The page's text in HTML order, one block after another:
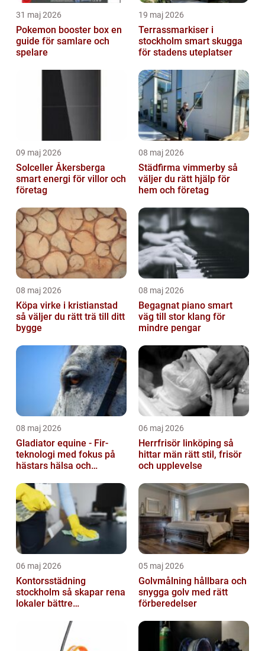
31 maj 2026
Pokemon booster box en
guide för samlare och
spelare
19 maj 2026
Terrassmarkiser i
stockholm smart skugga
för stadens uteplatser
09 maj 2026
Solceller Åkersberga
smart energi för villor och
företag
08 maj 2026
Städfirma vimmerby så
väljer du rätt hjälp för
hem och företag
08 maj 2026
Köpa virke i kristianstad
så väljer du rätt trä till ditt
bygge
08 maj 2026
Begagnat piano smart
väg till stor klang för
mindre pengar
08 maj 2026
Gladiator equine - Fir-
teknologi med fokus på
hästars hälsa och
06 maj 2026
Herrfrisör linköping så
hittar män rätt stil, frisör
och upplevelse
06 maj 2026
Kontorsstädning
stockholm så skapar rena
lokaler bättre
05 maj 2026
Golvmålning hållbara och
snygga golv med rätt
förberedelser